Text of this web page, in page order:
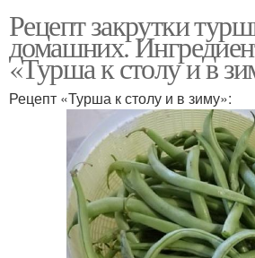
Рецепт закрутки
домашних.
«Турша к столу и в
Рецепт «Турша к столу и в зиму»: